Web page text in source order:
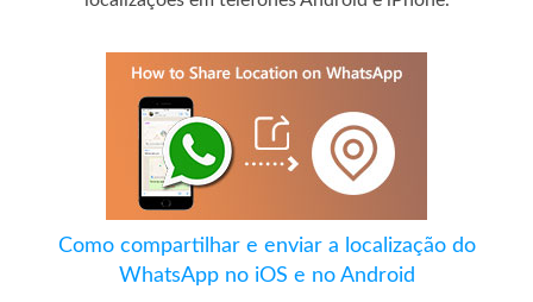
Como compartilhar e enviar a localização do
WhatsApp no ​​iOS e no Android